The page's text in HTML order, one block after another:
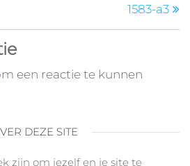
1583-a3
een reactie te kunnen
DEZE SITE
zijn om jezelf en je site te